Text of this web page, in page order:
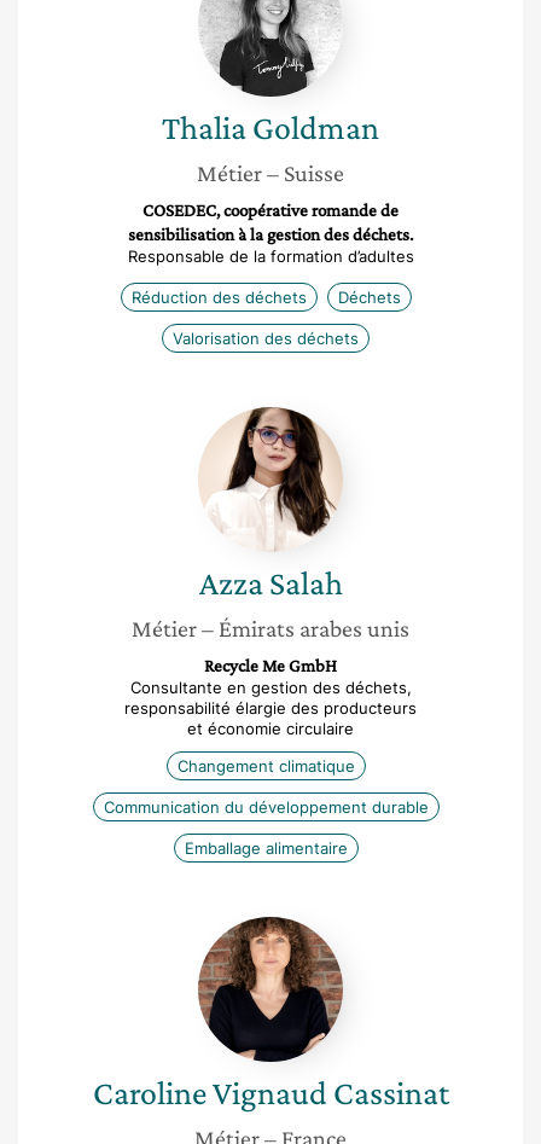
ThaliaGoldman
Métier– Suisse
COSEDEC, coopérative romande de
sensibilisation à la gestion des déchets.
Responsable de la formation d’adultes
Réduction des déchets Déchets
Valorisation des déchets
Azza
Salah
Azza Salah
Métier– Émirats arabes unis
Recycle Me GmbH
Consultante en gestion des déchets,
responsabilité élargie des producteurs
et économie circulaire
Changement climatique
Communication du développement durable
Emballage alimentaire
Caroline
Vignaud
Cassinat
CarolineVignaud Cassinat
Métier– France